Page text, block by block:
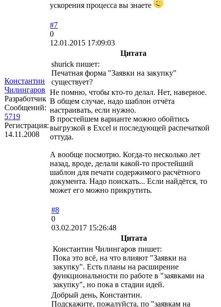
ускорения процесса вы знаете
Константин
Чилингаров
Разработчик
Сообщений:
5719
Регистрация:
14.11.2008
#7
0
12.01.2015 17:09:03
Цитата
shurick пишет:
Печатная форма "Заявки на закупку"
существует?
Не помню, чтобы кто-то делал. Нет, наверное.
В общем случае, надо шаблон отчёта
настраивать, если нужно.
В простейшем варианте можно обойтись
выгрузкой в Excel и последующей распечаткой
оттуда.
А вообще посмотрю. Когда-то несколько лет
назад, вроде, делали какой-то простейший
шаблон для печати содержимого расчётного
документа. Надо поискать... Если найдётся, то
может его можно прикрутить.
#8
0
03.02.2017 15:26:48
Цитата
Константин Чилингаров пишет:
Пока это всё, на что влияют "Заявки на
закупку". Есть планы на расширение
функциональности по работе в "заявками на
закупку", но пока в стадии идей.
Добрый день, Константин.
Подскажите, пожалуйста, по "заявкам на